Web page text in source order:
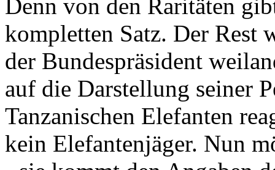
Denn von den Raritäten
kompletten Satz. Der Rest
der Bundespräsident
auf die Darstellung seiner
Tanzanischen Elefanten
kein Elefantenjäger. Nun